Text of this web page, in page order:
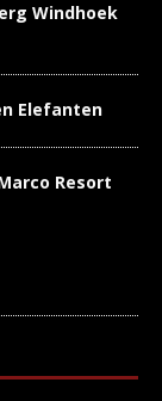
Windhoek
Elefanten
Resort